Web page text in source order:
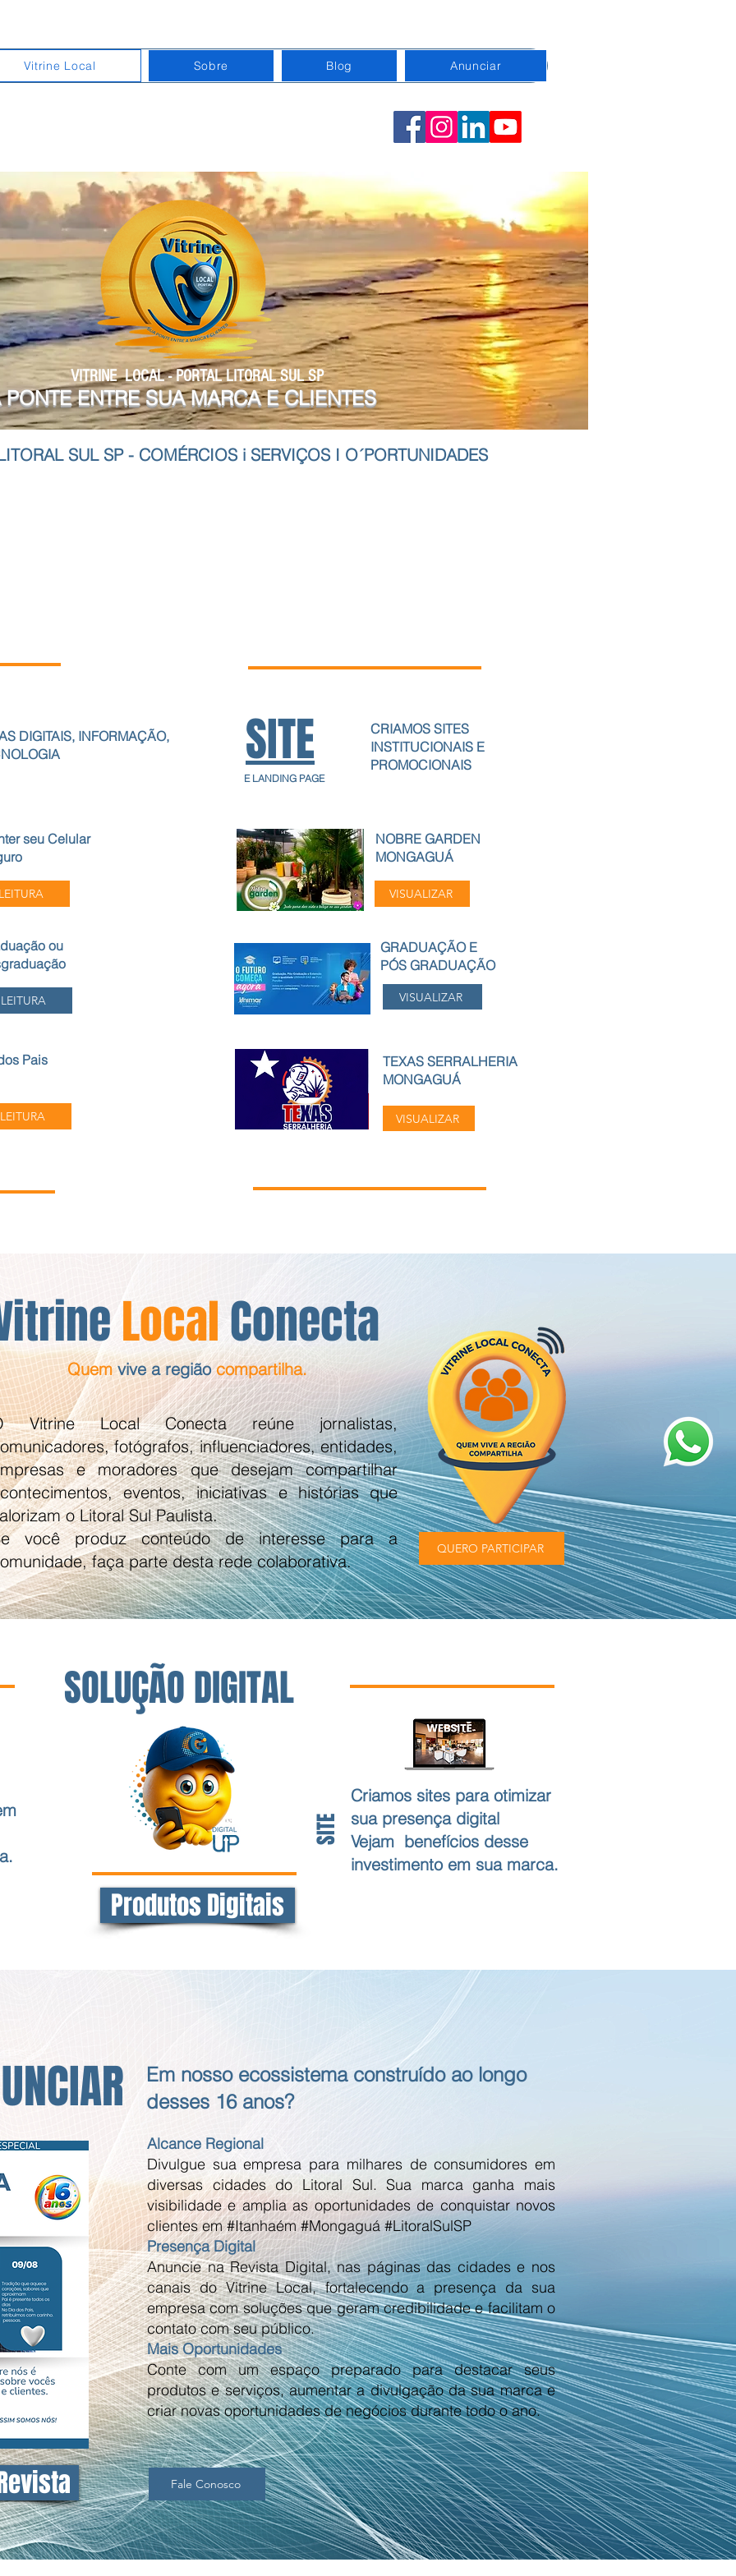
Vitrine Local Sobre Blog Anunciar
PONTE ENTRE SUA MARCA E CLIENTES
VITRINE LOCAL - PORTAL LITORAL SUL SP
SUL SP - COMÉRCIOS i SERVIÇOS I O´PORTUNIDADES
DIGITAIS, INFORMAÇÃO,
seu Celular
ou
LEITURA
Pais
LEITURA
SITE
E LANDING PAGE
CRIAMOS SITES
INSTITUCIONAIS E
PROMOCIONAIS
NOBRE GARDEN
MONGAGUÁ
VISUALIZAR
GRADUAÇÃO E
PÓS GRADUAÇÃO
VISUALIZAR
TEXAS SERRALHERIA
MONGAGUÁ
VISUALIZAR
LocalConecta
Quemvive a regiãocompartilha.
Vitrine Local Conecta reúne jornalistas,
fotógrafos, influenciadores, entidades,
e moradores que desejam compartilhar
eventos, iniciativas e histórias que
o Litoral Sul Paulista.
você produz conteúdo de interesse para a
faça parte desta rede colaborativa.
QUERO PARTICIPAR
SOLUÇÃO DIGITAL
SITE
Criamos sites para otimizar
sua presença digital
Vejam benefícios desse
investimento em sua marca.
Produtos Digitais
Em nosso ecossistema construído ao longo
desses 16 anos?
Alcance Regional
Divulgue sua empresa para milhares de consumidores em
diversas cidades do Litoral Sul. Sua marca ganha mais
visibilidade e amplia as oportunidades de conquistar novos
clientes em #Itanhaém #Mongaguá #LitoralSulSP
Presença Digital
Anuncie na Revista Digital, nas páginas das cidades e nos
canais do Vitrine Local, fortalecendo a presença da sua
empresa com soluções que geram credibilidade e facilitam o
contato com seu público.
Mais Oportunidades
Conte com um espaço preparado para destacar seus
produtos e serviços, aumentar a divulgação da sua marca e
criar novas oportunidades de negócios durante todo o ano.
Fale Conosco